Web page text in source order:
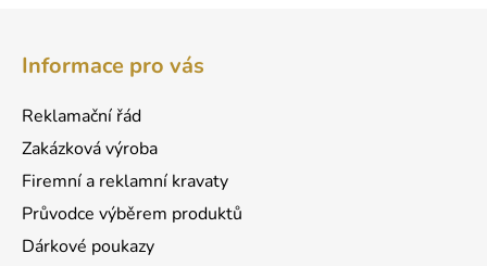
Informace pro vás
Reklamační řád
Zakázková výroba
Firemní a reklamní kravaty
Průvodce výběrem produktů
Dárkové poukazy